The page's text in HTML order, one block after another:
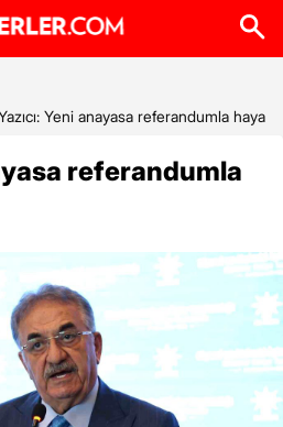
Yeni anayasa referandumla hayat
referandumla